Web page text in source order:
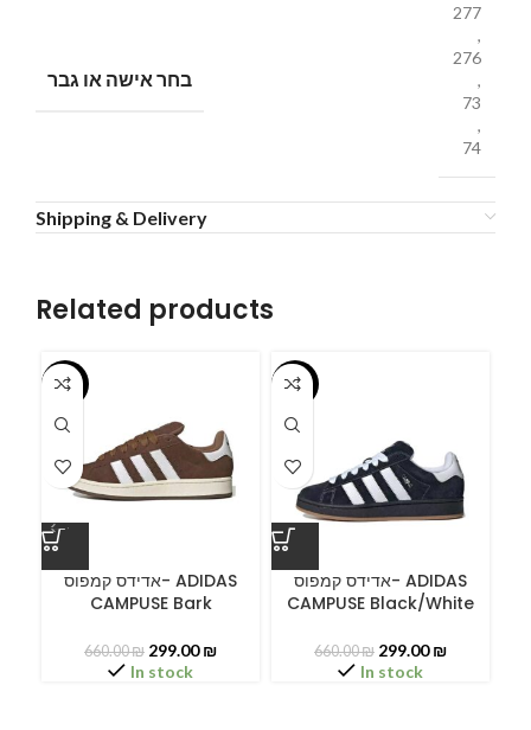
בחר אישה או גבר
277
,
276
,
73
,
74
Shipping & Delivery
Related products
-55%
אדידס קמפוס- ADIDAS
CAMPUSE Bark
660.00₪ 299.00₪
In stock
-55%
אדידס קמפוס- ADIDAS
CAMPUSE Black/White
660.00₪ 299.00₪
In stock